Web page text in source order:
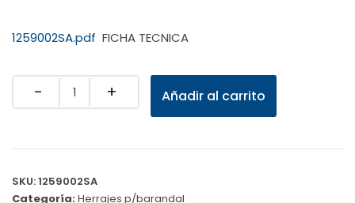
1259002SA.pdf FICHA TECNICA
Quantity Añadir al carrito
SKU:1259002SA
Categoría:Herrajes p/barandal